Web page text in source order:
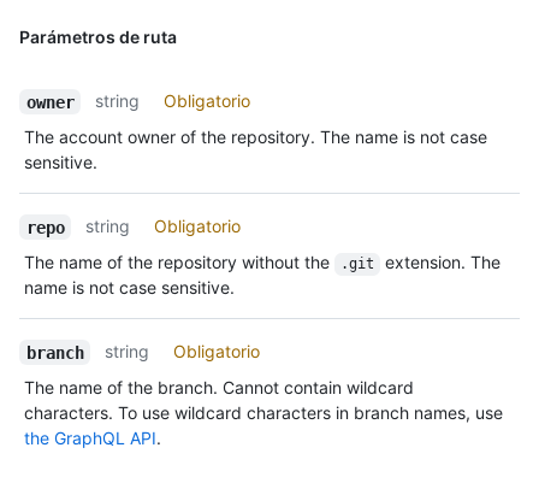
Parámetros de ruta
owner string
Obligatorio
The account owner of the repository. The name is not case
sensitive.
repo string
Obligatorio
The name of the repository without the
.git
extension. The
name is not case sensitive.
branch string
Obligatorio
The name of the branch. Cannot contain wildcard
characters. To use wildcard characters in branch names, use
the GraphQL API.